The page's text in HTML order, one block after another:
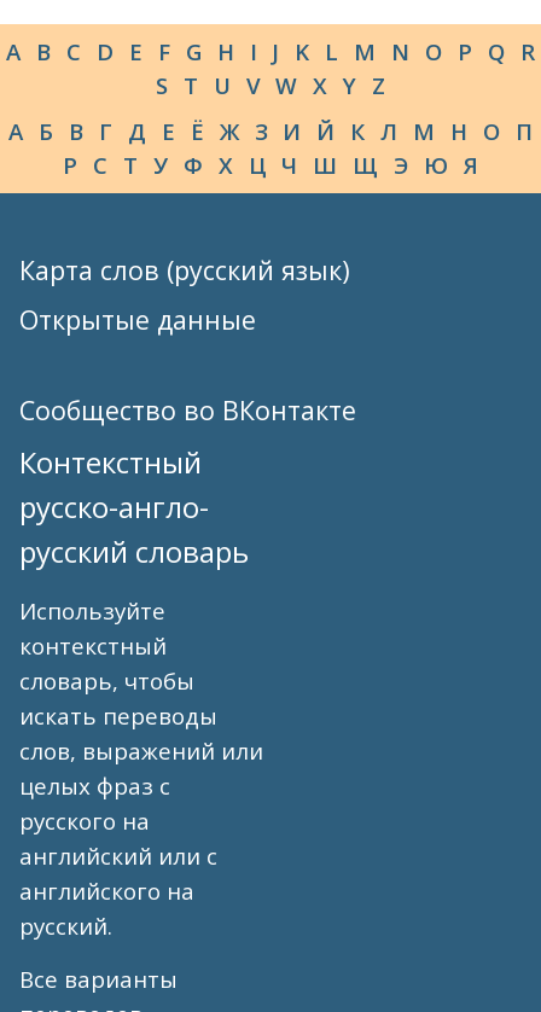
A B C D E F G H I J K L M N O P Q R
S T U V W X Y Z
А Б В Г Д Е Ё Ж З И Й К Л М Н О П
Р С Т У Ф Х Ц Ч Ш Щ Э Ю Я
Карта слов (русский язык)
Открытые данные
Сообщество во ВКонтакте
Контекстный
русско-англо-
русский словарь
Используйте
контекстный
словарь, чтобы
искать переводы
слов, выражений или
целых фраз с
русского на
английский или с
английского на
русский.
Все варианты